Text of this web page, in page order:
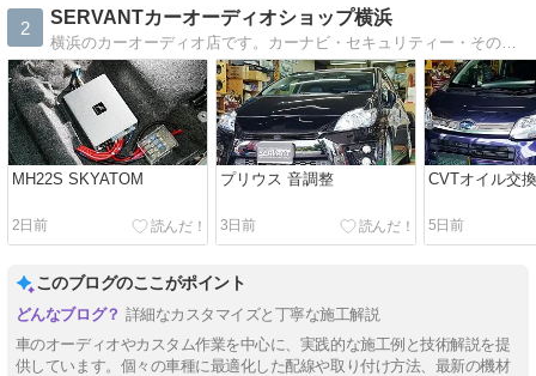
2
SERVANTカーオーディオショップ横浜
横浜のカーオーディオ店です。カーナビ・セキュリティー・その他電装品・LED・整備・板金塗装まで色々やっています。
MH22S SKYATOM
2日前
プリウス 音調整
3日前
CVTオイル交換
5日前
このブログのここがポイント
詳細なカスタマイズと丁寧な施工解説
車のオーディオやカスタム作業を中心に、実践的な施工例と技術解説を提
供しています。個々の車種に最適化した配線や取り付け方法、最新の機材